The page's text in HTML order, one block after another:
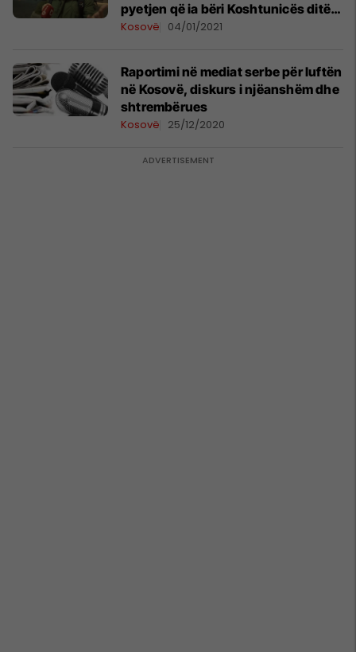
pyetjen që ia bëri Koshtunicës ditën
e shpalljes së Pavarësisë së
Kosovë 04/01/2021
Raportimi në mediat serbe për luftën
në Kosovë, diskurs i njëanshëm dhe
shtrembërues
Kosovë 25/12/2020